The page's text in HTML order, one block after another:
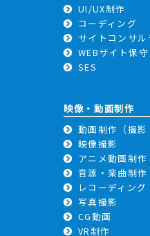
UI/UX制作
コーディング
サイトコンサ
WEBサイト保
SES
映像・動画制作
動画制作（撮影
映像撮影
アニメ動画制作
音源・楽曲制作
レコーディン
写真撮影
CG動画
VR制作